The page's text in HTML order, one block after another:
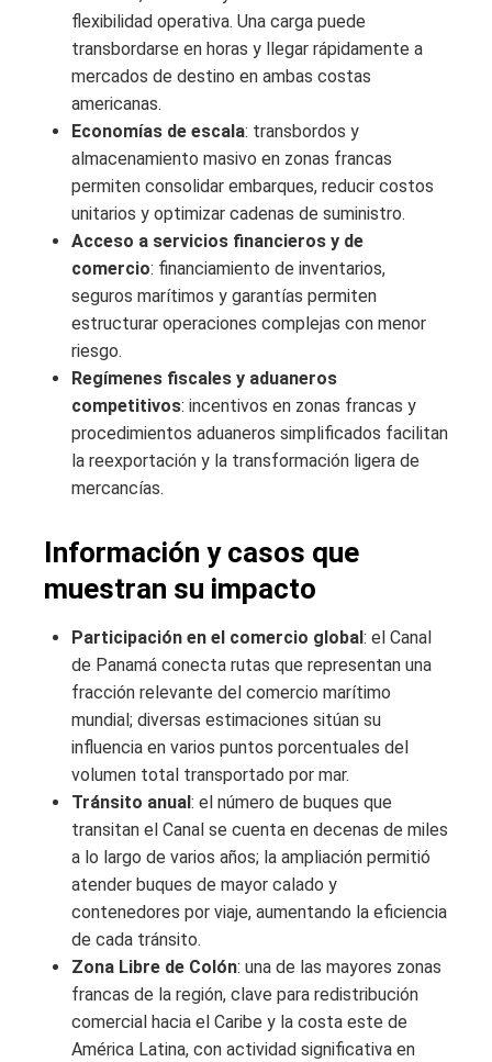
flexibilidad operativa. Una carga puede
transbordarse en horas y llegar rápidamente a
mercados de destino en ambas costas
americanas.
Economías de escala: transbordos y
almacenamiento masivo en zonas francas
permiten consolidar embarques, reducir costos
unitarios y optimizar cadenas de suministro.
Acceso a servicios financieros y de
comercio: financiamiento de inventarios,
seguros marítimos y garantías permiten
estructurar operaciones complejas con menor
riesgo.
Regímenes fiscales y aduaneros
competitivos: incentivos en zonas francas y
procedimientos aduaneros simplificados facilitan
la reexportación y la transformación ligera de
mercancías.
Información y casos que
muestran su impacto
Participación en el comercio global : el Canal
de Panamá conecta rutas que representan una
fracción relevante del comercio marítimo
mundial; diversas estimaciones sitúan su
influencia en varios puntos porcentuales del
volumen total transportado por mar.
Tránsito anual : el número de buques que
transitan el Canal se cuenta en decenas de miles
a lo largo de varios años; la ampliación permitió
atender buques de mayor calado y
contenedores por viaje, aumentando la eficiencia
de cada tránsito.
Zona Libre de Colón: una de las mayores zonas
francas de la región, clave para redistribución
comercial hacia el Caribe y la costa este de
América Latina, con actividad significativa en